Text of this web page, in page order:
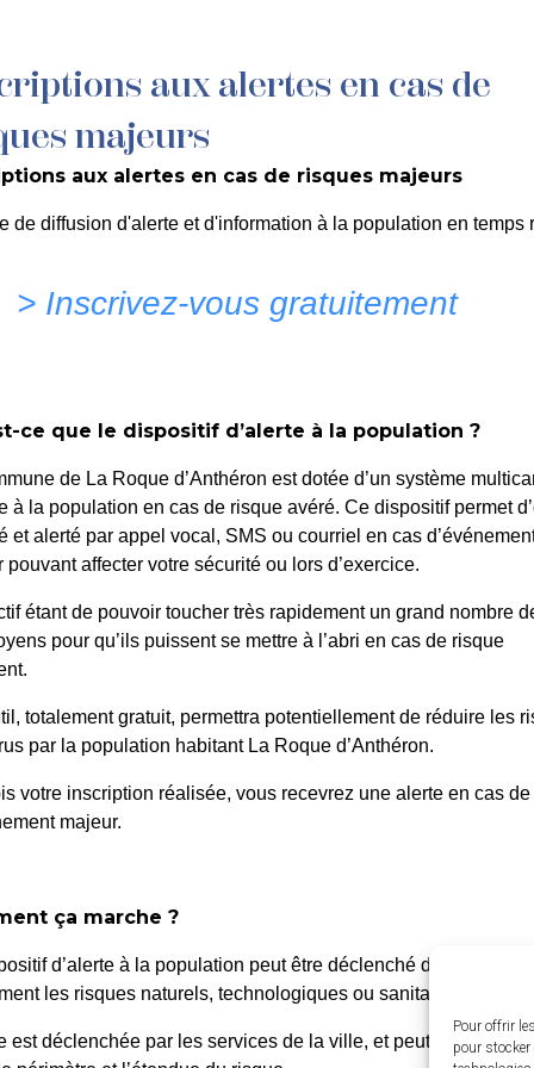
Pour offrir
pour
QUOTIDIEN DÉCOUVRIR LA ROQUE
30 Janvier 2025
d’Anthéron
La Roque d’Anthéron
de 8h30
Le
de 8h30
aux alertes en cas de
majeurs
aux alertes en cas de risques majeurs
de diffusion d'alerte et d'information à la population en temps
> Inscrivez-vous gratuitement
ce que le dispositif d’alerte à la population ?
de La Roque d’Anthéron est dotée d’un système
à la population en cas de risque avéré. Ce dispositif permet
et alerté par appel vocal, SMS ou courriel en cas
pouvant affecter votre sécurité ou lors d’exercice.
étant de pouvoir toucher très rapidement un grand nombre
pour qu’ils puissent se mettre à l’abri en cas de risque
totalement gratuit, permettra potentiellement de réduire les
par la population habitant La Roque d’Anthéron.
votre inscription réalisée, vous recevrez une alerte en cas de
majeur.
ça marche ?
d’alerte à la population peut être déclenché dans
les risques naturels, technologiques ou sanitaires.
est déclenchée par les services de la ville, et peut être